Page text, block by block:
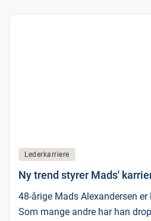
Lederkarriere
Ny trend styrer Mads'
48-årige Mads Alexandersen
Som mange andre har han